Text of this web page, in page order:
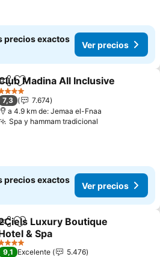
precios exactos
Ver precios
Agregar a favoritos
Madina All Inclusive
Estrellas
7,3
7.674
a 4.9 km de: Jemaa el-Fnaa
Spa y hammam tradicional
precios exactos
Ver precios
Agregar a favoritos
Luxury Boutique
& Spa
Estrellas
9,1 Excelente
5.476